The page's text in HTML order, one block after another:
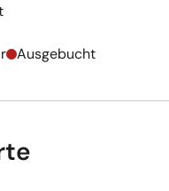
Ausgebucht